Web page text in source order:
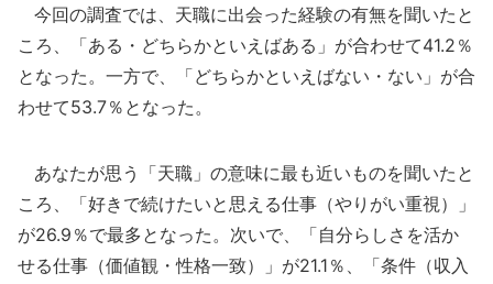
今回の調査では、天職に出会った経験の有無を聞いたと
ころ、「ある・どちらかといえばある」が合わせて41.2％
となった。一方で、「どちらかといえばない・ない」が合
わせて53.7％となった。
あなたが思う「天職」の意味に最も近いものを聞いたと
ころ、「好きで続けたいと思える仕事（やりがい重視）」
が26.9％で最多となった。次いで、「自分らしさを活か
せる仕事（価値観・性格一致）」が21.1％、「条件（収入